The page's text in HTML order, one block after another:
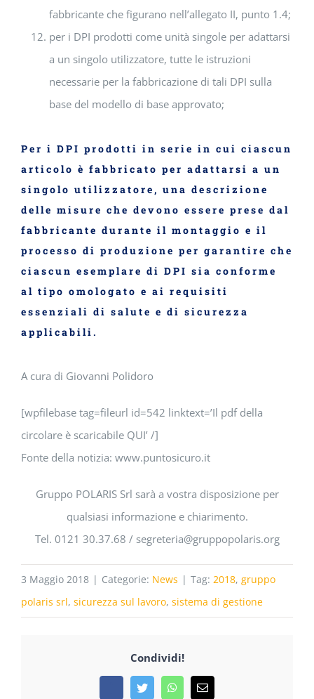
fabbricante che figurano nell’allegato II, punto 1.4;
per i DPI prodotti come unità singole per adattarsi
a un singolo utilizzatore, tutte le istruzioni
necessarie per la fabbricazione di tali DPI sulla
base del modello di base approvato;
Per i DPI prodotti in serie in cui ciascun
articolo è fabbricato per adattarsi a un
singolo utilizzatore, una descrizione
delle misure che devono essere prese dal
fabbricante durante il montaggio e il
processo di produzione per garantire che
ciascun esemplare di DPI sia conforme
al tipo omologato e ai requisiti
essenziali di salute e di sicurezza
applicabili.
A cura di Giovanni Polidoro
[wpfilebase tag=fileurl id=542 linktext=’Il pdf della
circolare è scaricabile QUI’ /]
Fonte della notizia: www.puntosicuro.it
Gruppo POLARIS Srl sarà a vostra disposizione per
qualsiasi informazione e chiarimento.
Tel. 0121 30.37.68 / segreteria@gruppopolaris.org
3 Maggio 2018 | Categorie: News | Tag: 2018, gruppo
polaris srl, sicurezza sul lavoro, sistema di gestione
Condividi!
FacebookTwitterWhatsApp
Email